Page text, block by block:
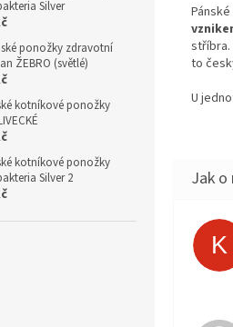
Silver
ponožky zdravotní
ŽEBRO (světlé)
kotníkové ponožky
kotníkové ponožky
Silver 2
stříbra.
to
U
K